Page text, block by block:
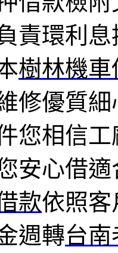
責環利
樹林機車
修優質
您相信
安心借
款依照
週轉台